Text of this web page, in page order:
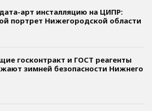
арт инсталляцию на ЦИПР:
портрет Нижегородской области
госконтракт и ГОСТ реагенты
зимней безопасности Нижнего